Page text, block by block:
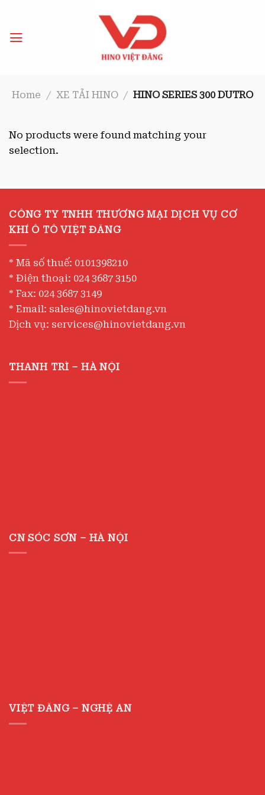
content
Home / XE TẢI HINO / HINO SERIES 300 DUTRO
No products were found matching your
selection.
CÔNG TY TNHH THƯƠNG MẠI DỊCH VỤ CƠ
KHÍ Ô TÔ VIỆT ĐĂNG
* Mã số thuế: 0101398210
* Điện thoại: 024 3687 3150
* Fax: 024 3687 3149
* Email: sales@hinovietdang.vn
Dịch vụ: services@hinovietdang.vn
THANH TRÌ – HÀ NỘI
CN SÓC SƠN – HÀ NỘI
VIỆT ĐĂNG – NGHỆ AN